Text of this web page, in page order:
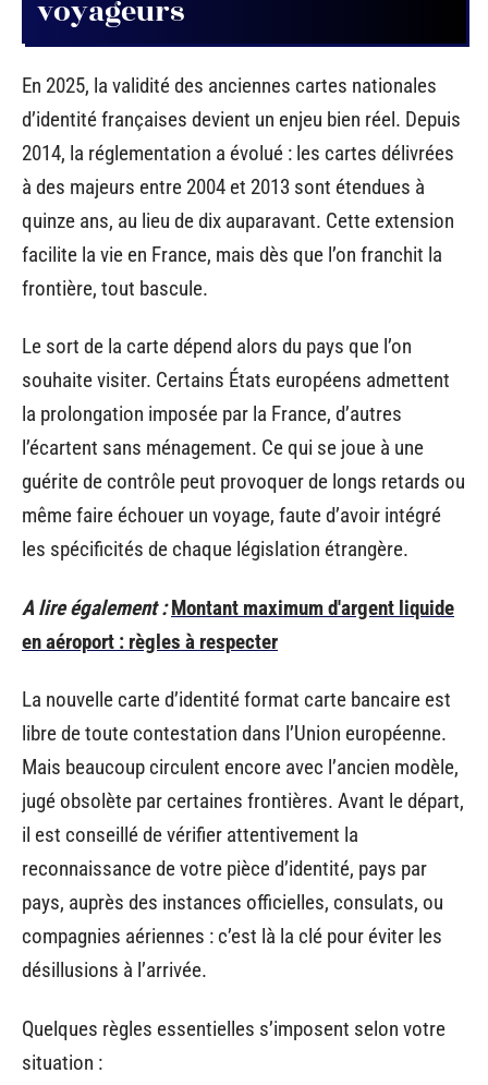
voyageurs
En 2025, la validité des anciennes cartes nationales
d’identité françaises devient un enjeu bien réel. Depuis
2014, la réglementation a évolué : les cartes délivrées
à des majeurs entre 2004 et 2013 sont étendues à
quinze ans, au lieu de dix auparavant. Cette extension
facilite la vie en France, mais dès que l’on franchit la
frontière, tout bascule.
Le sort de la carte dépend alors du pays que l’on
souhaite visiter. Certains États européens admettent
la prolongation imposée par la France, d’autres
l’écartent sans ménagement. Ce qui se joue à une
guérite de contrôle peut provoquer de longs retards ou
même faire échouer un voyage, faute d’avoir intégré
les spécificités de chaque législation étrangère.
A lire également : Montant maximum d'argent liquide
en aéroport : règles à respecter
La nouvelle carte d’identité format carte bancaire est
libre de toute contestation dans l’Union européenne.
Mais beaucoup circulent encore avec l’ancien modèle,
jugé obsolète par certaines frontières. Avant le départ,
il est conseillé de vérifier attentivement la
reconnaissance de votre pièce d’identité, pays par
pays, auprès des instances officielles, consulats, ou
compagnies aériennes : c’est là la clé pour éviter les
désillusions à l’arrivée.
Quelques règles essentielles s’imposent selon votre
situation :